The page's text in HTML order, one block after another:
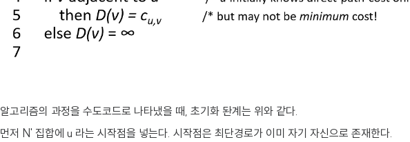
알고리즘의 과정을 수도코드로 나타냈을 때, 초기화 돤계는 위와 같다.
먼저 N' 집합에 u 라는 시작점을 넣는다. 시작점은 최단경로가 이미 자기 자신으로 존재한다.